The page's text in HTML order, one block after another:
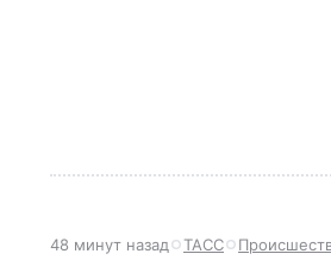
48 минут назад ТАСС